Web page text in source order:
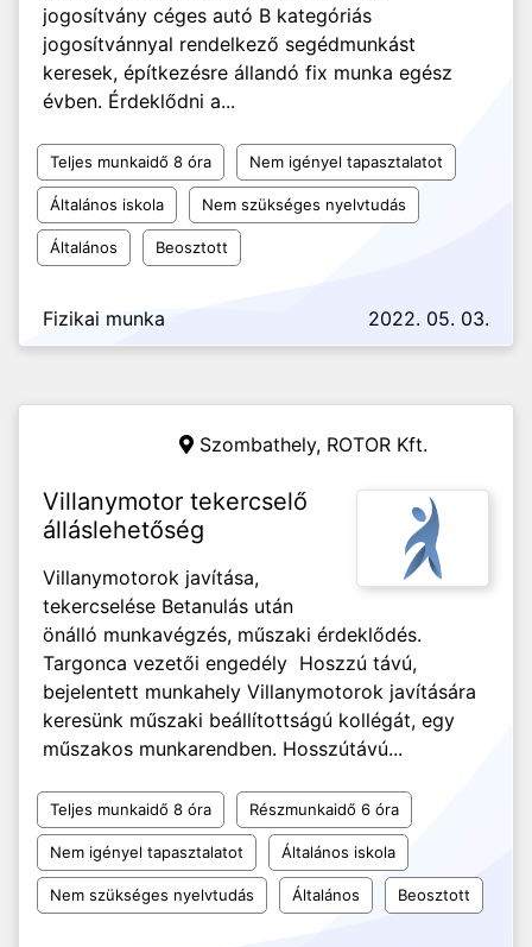
jogosítvány céges autó B kategóriás
jogosítvánnyal rendelkező segédmunkást
keresek, építkezésre állandó fix munka egész
évben. Érdeklődni a...
Teljes munkaidő 8 óra Nem igényel tapasztalatot
Általános iskola Nem szükséges nyelvtudás
Általános Beosztott
Fizikai munka 2022. 05. 03.
Szombathely, ROTOR Kft.
Villanymotor tekercselő
álláslehetőség
Villanymotorok javítása,
tekercselése Betanulás után
önálló munkavégzés, műszaki érdeklődés.
Targonca vezetői engedély Hoszzú távú,
bejelentett munkahely Villanymotorok javítására
keresünk műszaki beállítottságú kollégát, egy
műszakos munkarendben. Hosszútávú...
Teljes munkaidő 8 óra Részmunkaidő 6 óra
Nem igényel tapasztalatot Általános iskola
Nem szükséges nyelvtudás Általános Beosztott